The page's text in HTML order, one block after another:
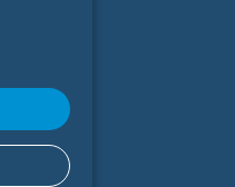
NORWEGIAN